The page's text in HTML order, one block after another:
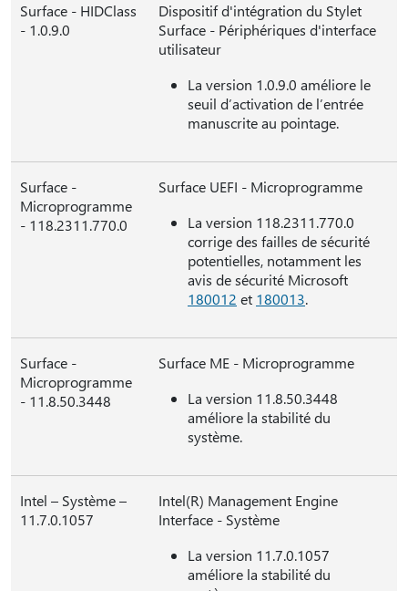
Surface - HIDClass
- 1.0.9.0
Dispositif d'intégration du Stylet
Surface - Périphériques d'interface
utilisateur
La version 1.0.9.0 améliore le
seuil dʼactivation de lʼentrée
manuscrite au pointage.
Surface -
Microprogramme
- 118.2311.770.0
Surface UEFI - Microprogramme
La version 118.2311.770.0
corrige des failles de sécurité
potentielles, notamment les
avis de sécurité Microsoft
180012 et 180013.
Surface -
Microprogramme
- 11.8.50.3448
Surface ME - Microprogramme
La version 11.8.50.3448
améliore la stabilité du
système.
Intel – Système –
11.7.0.1057
Intel(R) Management Engine
Interface - Système
La version 11.7.0.1057
améliore la stabilité du